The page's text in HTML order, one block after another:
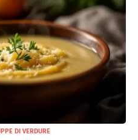
DI VERDURE